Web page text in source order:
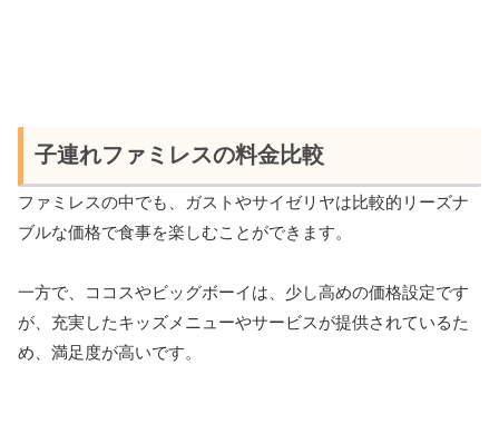
子連れファミレスの料金比較
ファミレスの中でも、ガストやサイゼリヤは比較的リーズナ
ブルな価格で食事を楽しむことができます。
一方で、ココスやビッグボーイは、少し高めの価格設定です
が、充実したキッズメニューやサービスが提供されているた
め、満足度が高いです。